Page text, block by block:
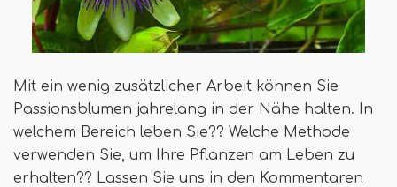
Mit ein wenig zusätzlicher Arbeit können Sie
Passionsblumen jahrelang in der Nähe halten. In
welchem ​​Bereich leben Sie?? Welche Methode
verwenden Sie, um Ihre Pflanzen am Leben zu
erhalten?? Lassen Sie uns in den Kommentaren